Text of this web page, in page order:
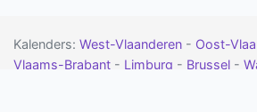
Kalenders: West-Vlaanderen - Oost-
Vlaams-Brabant - Limburg - Brussel -